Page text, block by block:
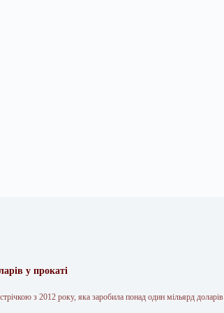
у прокаті
з 2012 року, яка заробила понад один мільярд доларів